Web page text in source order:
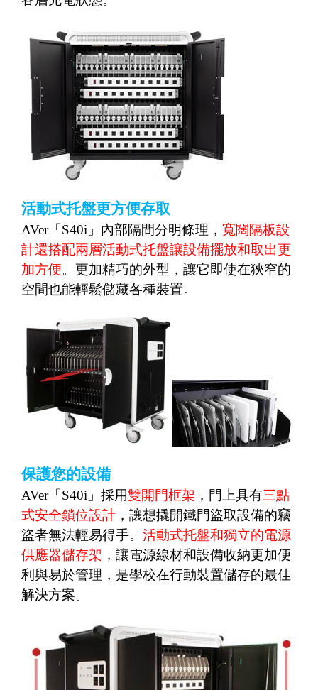
活動式托盤更方便存取
AVer「S40i 」內部隔間分明條理， 寬闊隔板設
計還搭配兩層活動式托盤讓設備擺放和取出更
加方便。更加精巧的外型，讓它即使在狹窄的
空間也能輕鬆儲藏各種裝置。
保護您的設備
AVer「 S40i 」採用雙開門框架 ，門上具有三點
式安全鎖位設計 ，讓想撬開鐵門盜取設備的竊
盜者無法輕易得手。 活動式托盤和獨立的電源
供應器儲存架 ，讓電源線材和設備收納更加便
利與易於管理，是學校在行動裝置儲存的最佳
解決方案。